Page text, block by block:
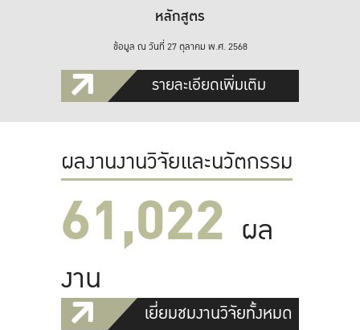
หลักสูตร
ข้อมูล ณ วันที่ 27 ตุลาคม พ.ศ. 2568
รายละเอียดเพิ่มเติม
ผลงานงานวิจัยและนวัตกรรม
61,022 ผล
งาน
เยี่ยมชมงานวิจัยทั้งหมด